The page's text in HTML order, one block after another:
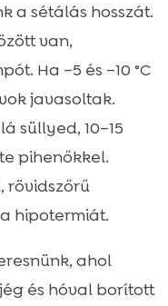
a sétálás hosszát.
van,
Ha –5 és –10 °C
javasoltak.
süllyed, 10–15
pihenőkkel.
rövidszőrű
hipotermiát.
ahol
és hóval borított